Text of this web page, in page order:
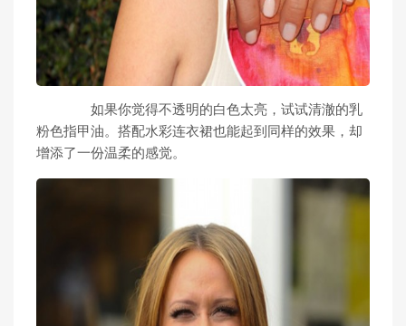
如果你觉得不透明的白色太亮，试试清澈的乳
粉色指甲油。搭配水彩连衣裙也能起到同样的效果，却
增添了一份温柔的感觉。